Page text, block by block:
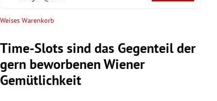
Weises Warenkorb
Time-Slots sind das Gegenteil der
gern beworbenen Wiener
Gemütlichkeit